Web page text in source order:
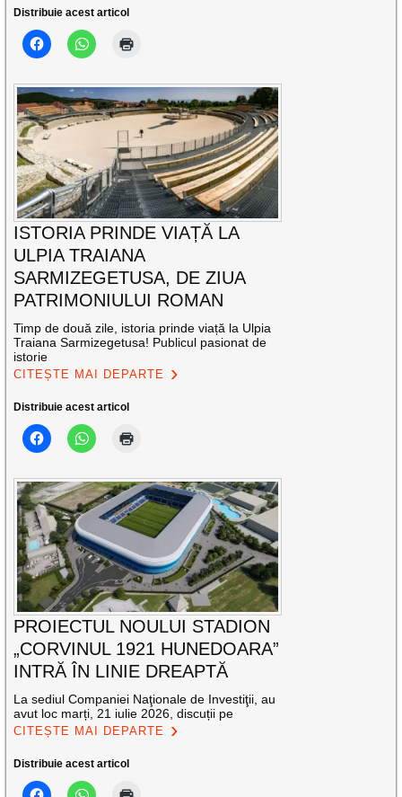
Distribuie acest articol
ISTORIA PRINDE VIAȚĂ LA
ULPIA TRAIANA
SARMIZEGETUSA, DE ZIUA
PATRIMONIULUI ROMAN
Timp de două zile, istoria prinde viață la Ulpia
Traiana Sarmizegetusa! Publicul pasionat de
istorie
CITEȘTE MAI DEPARTE
Distribuie acest articol
PROIECTUL NOULUI STADION
„CORVINUL 1921 HUNEDOARA”
INTRĂ ÎN LINIE DREAPTĂ
La sediul Companiei Naţionale de Investiţii, au
avut loc marți, 21 iulie 2026, discuții pe
CITEȘTE MAI DEPARTE
Distribuie acest articol